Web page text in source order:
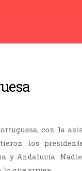
con la
los
y Andalucía. Nadie